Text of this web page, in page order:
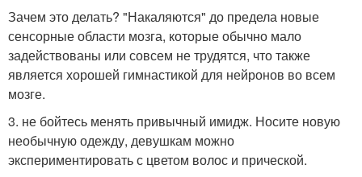
Зачем это делать? "Накаляются" до предела новые
сенсорные области мозга, которые обычно мало
задействованы или совсем не трудятся, что также
является хорошей гимнастикой для нейронов во всем
мозге.
3. не бойтесь менять привычный имидж. Носите новую
необычную одежду, девушкам можно
экспериментировать с цветом волос и прической.